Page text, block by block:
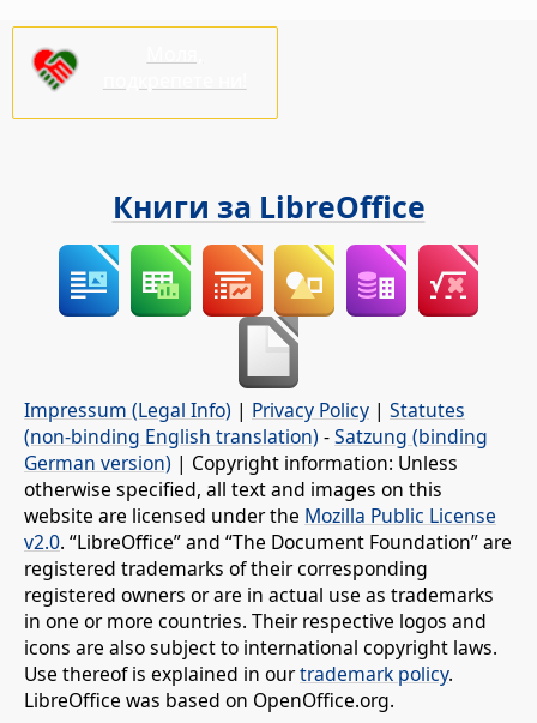
Книги за LibreOffice
Impressum (Legal Info) | Privacy Policy | Statutes
(non-binding English translation) -Satzung (binding
German version) | Copyright information: Unless
otherwise specified, all text and images on this
website are licensed under the Mozilla Public License
v2.0. “LibreOffice” and “The Document Foundation” are
registered trademarks of their corresponding
registered owners or are in actual use as trademarks
in one or more countries. Their respective logos and
icons are also subject to international copyright laws.
Use thereof is explained in ourtrademark policy.
LibreOffice was based on OpenOffice.org.